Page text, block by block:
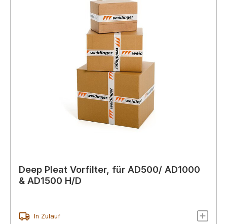
Deep Pleat Vorfilter, für AD500/ AD1000
& AD1500 H/D
In Zulauf